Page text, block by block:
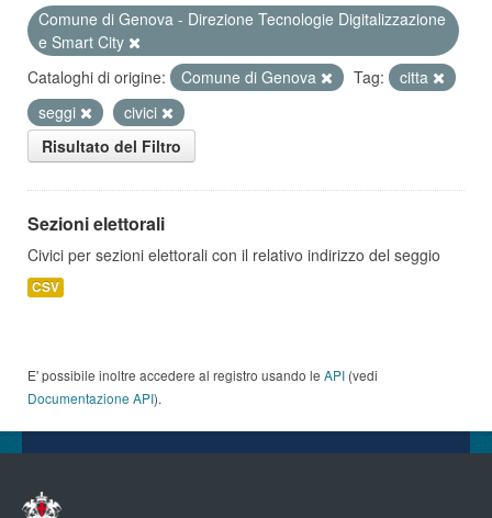
Comune di Genova - Direzione Tecnologie Digitalizzazione
e Smart City
Cataloghi di origine:
Comune di Genova Tag:
citta
seggi
civici
Risultato del Filtro
Sezioni elettorali
Civici per sezioni elettorali con il relativo indirizzo del seggio
CSV
E' possibile inoltre accedere al registro usando le API (vedi
Documentazione API).